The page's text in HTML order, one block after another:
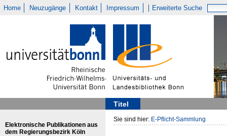
Home Neuzugänge Kontakt Impressum Erweiterte Suche
Titel
Elektronische Publikationen aus
dem Regierungsbezirk Köln
Sie sind hier: E-Pflicht-Sammlung